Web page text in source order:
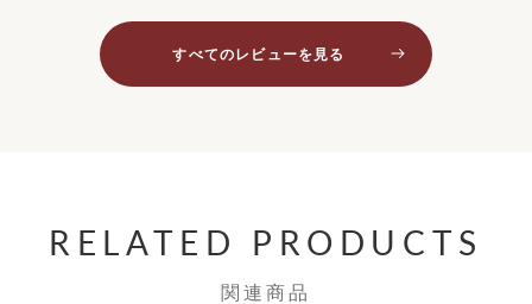
すべてのレビューを見る
RELATED PRODUCTS
関連商品